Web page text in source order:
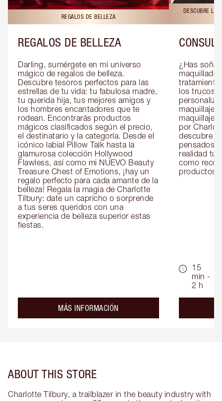
REGALOS DE BELLEZA
REGALOS DE BELLEZA
Darling, sumérgete en mi universo
mágico de regalos de belleza.
Descubre tesoros perfectos para las
estrellas de tu vida: tu fabulosa madre,
tu querida hija, tus mejores amigos y
los hombres encantadores que te
rodean. Encontrarás productos
mágicos clasificados según el precio,
el destinatario y la categoría. Desde el
icónico labial Pillow Talk hasta la
glamurosa colección Hollywood
Flawless, así como mi NUEVO Beauty
Treasure Chest of Emotions, ¡hay un
regalo perfecto para cada amante de la
belleza! Regala la magia de Charlotte
Tilbury: date un capricho o sorprende
a tus seres queridos con una
experiencia de belleza superior estas
fiestas.
MÁS INFORMACIÓN
DESCUBRE
¿Has
los
maquillaje
maquillaje
por
descubre
pensados
realidad
como
productos
15
min -
2 h
ABOUT THIS STORE
Charlotte Tilbury, a trailblazer in the beauty industry with